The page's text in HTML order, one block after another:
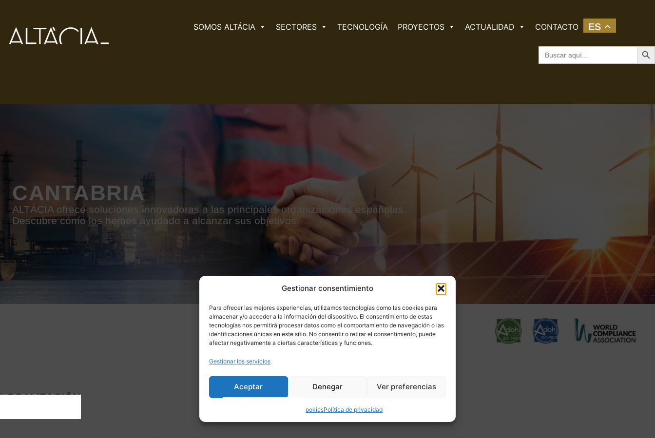
Gestionar consentimiento
Para ofrecer las mejores experiencias, utilizamos tecnologías como las cookies para
almacenar y/o acceder a la información del dispositivo. El consentimiento de estas
tecnologías nos permitirá procesar datos como el comportamiento de navegación o las
identificaciones únicas en este sitio. No consentir o retirar el consentimiento, puede
afectar negativamente a ciertas características y funciones.
Gestionar los servicios
Aceptar Denegar Ver preferencias
Política de cookiesPolítica de privacidad
SOMOS ALTÁCIA SECTORES TECNOLOGÍA PROYECTOS ACTUALIDAD CONTACTO ES
Buscar:
CANTABRIA
ALTÁCIA ofrece soluciones innovadoras a las principales organizaciones españolas.
Descubre cómo los hemos ayudado a alcanzar sus objetivos.
LOCALIZACIÓN ÁMBITOS